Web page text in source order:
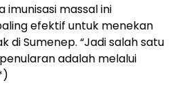
imunisasi massal ini
efektif untuk menekan
di Sumenep. “Jadi salah satu
adalah melalui